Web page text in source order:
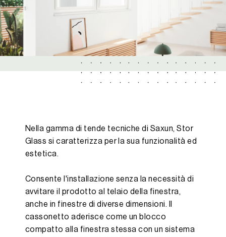
Nella gamma di tende tecniche di Saxun, Stor
Glass si caratterizza per la sua funzionalità ed
estetica.
Consente l'installazione senza la necessità di
avvitare il prodotto al telaio della finestra,
anche in finestre di diverse dimensioni. Il
cassonetto aderisce come un blocco
compatto alla finestra stessa con un sistema